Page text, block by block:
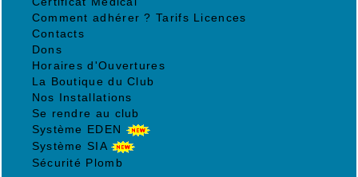
Comment adhérer ? Tarifs Licences
Contacts
Dons
Horaires d'Ouvertures
La Boutique du Club
Nos Installations
Se rendre au club
Système EDEN
Système SIA
Sécurité Plomb